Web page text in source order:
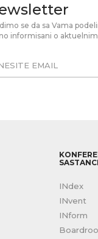
se da sa Vama
informisani o
SASTANCI
INdex
INvent
INform